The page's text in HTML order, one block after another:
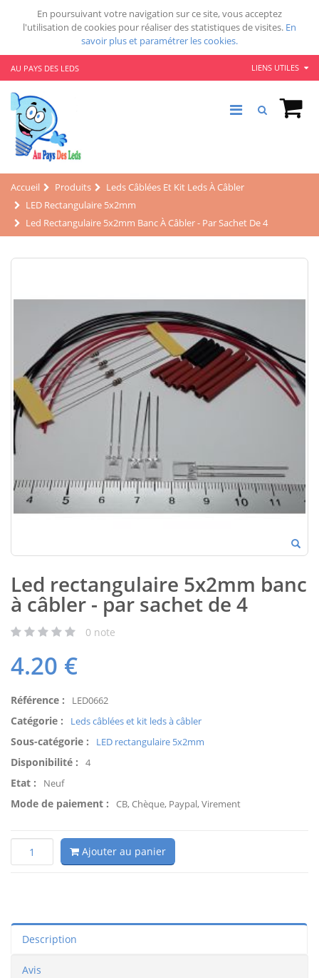
En poursuivant votre navigation sur ce site, vous acceptez
l'utilisation de cookies pour réaliser des statistiques de visites. En
savoir plus et paramétrer les cookies.
AU PAYS DES LEDS LIENS UTILES
Accueil Produits
Leds Câblées Et Kit Leds À Câbler
LED Rectangulaire 5x2mm
Led Rectangulaire 5x2mm Banc À Câbler - Par Sachet De 4
Led rectangulaire 5x2mm banc
à câbler - par sachet de 4
0 note
4.20 €
Référence : LED0662
Catégorie : Leds câblées et kit leds à câbler
Sous-catégorie : LED rectangulaire 5x2mm
Disponibilité : 4
Etat : Neuf
Mode de paiement : CB, Chèque, Paypal, Virement
Ajouter au panier
Description
Avis